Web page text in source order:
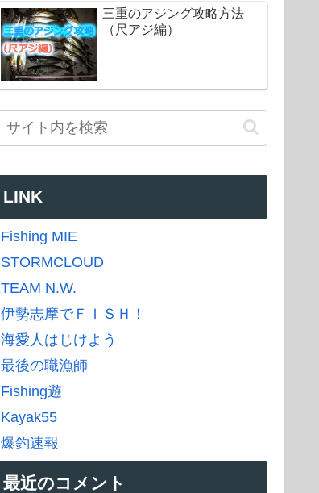
三重のアジング攻略方法
（尺アジ編）
LINK
Fishing MIE
STORMCLOUD
TEAM N.W.
伊勢志摩でＦＩＳＨ！
海愛人はじけよう
最後の職漁師
Fishing遊
Kayak55
爆釣速報
最近のコメント